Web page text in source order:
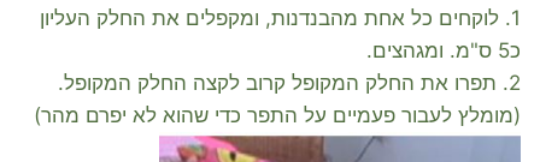
1. לוקחים כל אחת מהבנדנות, ומקפלים את החלק העליון
כ5 ס"מ. ומגהצים.
2. תפרו את החלק המקופל קרוב לקצה החלק המקופל.
(מומלץ לעבור פעמיים על התפר כדי שהוא לא יפרם מהר)